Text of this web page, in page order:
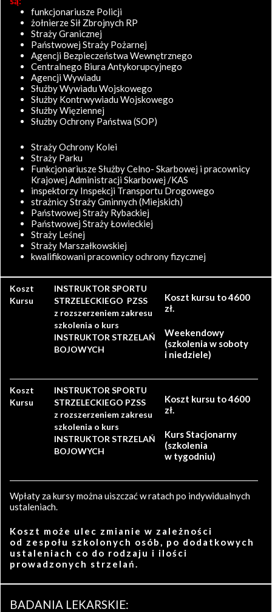
funkcjonariusze Policji
żołnierze Sił Zbrojnych RP
Straży Granicznej
Państwowej Straży Pożarnej
Agencji Bezpieczeństwa Wewnętrznego
Centralnego Biura Antykorupcyjnego
Agencji Wywiadu
Służby Wywiadu Wojskowego
Służby Kontrwywiadu Wojskowego
Służby Więziennej
Służby Ochrony Państwa (SOP)
Straży Ochrony Kolei
Straży Parku
Funkcjonariusze Służby Celno- Skarbowej i pracownicy
Krajowej Administracji Skarbowej /KAS
inspektorzy Inspekcji Transportu Drogowego
strażnicy Straży Gminnych (Miejskich)
Państwowej Straży Rybackiej
Państwowej Straży Łowieckiej
Straży Leśnej
Straży Marszałkowskiej
kwalifikowani pracownicy ochrony fizycznej
Koszt
Kursu
INSTRUKTOR SPORTU
STRZELECKIEGO PZSS
z rozszerzeniem zakresu
szkolenia o kurs
INSTRUKTOR STRZELAŃ
BOJOWYCH
Koszt kursu to 4600
zł.
Weekendowy
(szkolenia w soboty
i niedziele)
Koszt
Kursu
INSTRUKTOR SPORTU
STRZELECKIEGO PZSS
z rozszerzeniem zakresu
szkolenia o kurs
INSTRUKTOR STRZELAŃ
BOJOWYCH
Koszt kursu to 4600
zł.
Kurs Stacjonarny
(szkolenia
w tygodniu)
Wpłaty za kursy można uiszczać w ratach po indywidualnych
ustaleniach.
Koszt może ulec zmianie w zależności
od zespołu szkolonych osób, po dodatkowych
ustaleniach co do rodzaju i ilości
prowadzonych strzelań.
BADANIA LEKARSKIE: